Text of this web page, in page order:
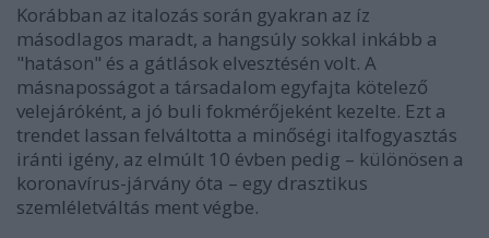
Korábban az italozás során gyakran az íz
másodlagos maradt, a hangsúly sokkal inkább a
"hatáson" és a gátlások elvesztésén volt. A
másnaposságot a társadalom egyfajta kötelező
velejáróként, a jó buli fokmérőjeként kezelte. Ezt a
trendet lassan felváltotta a minőségi italfogyasztás
iránti igény, az elmúlt 10 évben pedig – különösen a
koronavírus-járvány óta – egy drasztikus
szemléletváltás ment végbe.